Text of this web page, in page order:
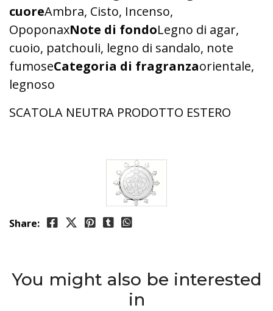
cuoreAmbra, Cisto, Incenso,
OpoponaxNote di fondoLegno di agar,
cuoio, patchouli, legno di sandalo, note
fumoseCategoria di fragranzaorientale,
legnoso
SCATOLA NEUTRA PRODOTTO ESTERO
Share:
You might also be interested
in